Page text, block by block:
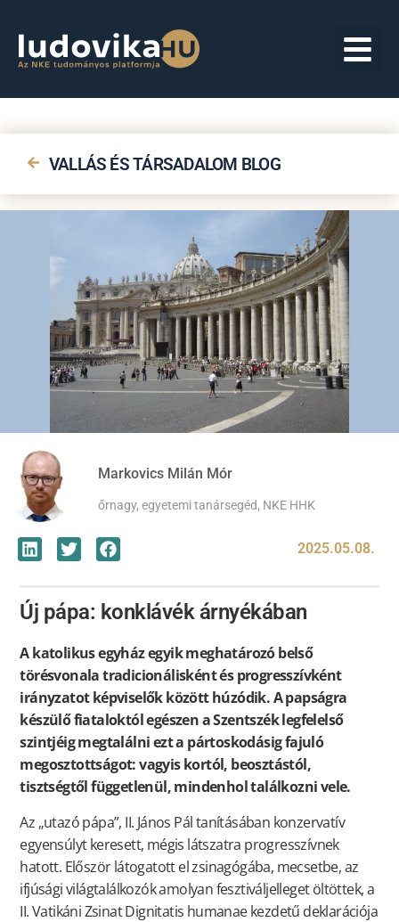
VALLÁS ÉS TÁRSADALOM BLOG
Markovics Milán Mór
őrnagy, egyetemi tanársegéd, NKE HHK
2025.05.08.
Új pápa: konklávék árnyékában
A katolikus egyház egyik meghatározó belső
törésvonala tradicionálisként és progresszívként
irányzatot képviselők között húzódik. A papságra
készülő fiataloktól egészen a Szentszék legfelelső
szintjéig megtalálni ezt a pártoskodásig fajuló
megosztottságot: vagyis kortól, beosztástól,
tisztségtől függetlenül, mindenhol találkozni vele.
Az „utazó pápa”, II. János Pál tanításában konzervatív
egyensúlyt keresett, mégis látszatra progresszívnek
hatott. Először látogatott el zsinagógába, mecsetbe, az
ifjúsági világtalálkozók amolyan fesztiváljelleget öltöttek, a
II. Vatikáni Zsinat Dignitatis humanae kezdetű deklarációja